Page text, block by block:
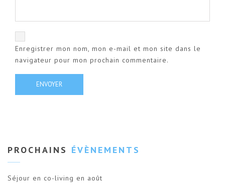
Enregistrer mon nom, mon e-mail et mon site dans le
navigateur pour mon prochain commentaire.
PROCHAINS ÉVÈNEMENTS
Séjour en co-living en août